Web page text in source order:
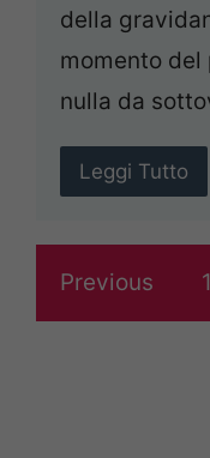
della
momento del
nulla da
Leggi Tutto
Previous 1